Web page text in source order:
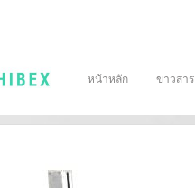
หน้าหลัก ข่าวสาร